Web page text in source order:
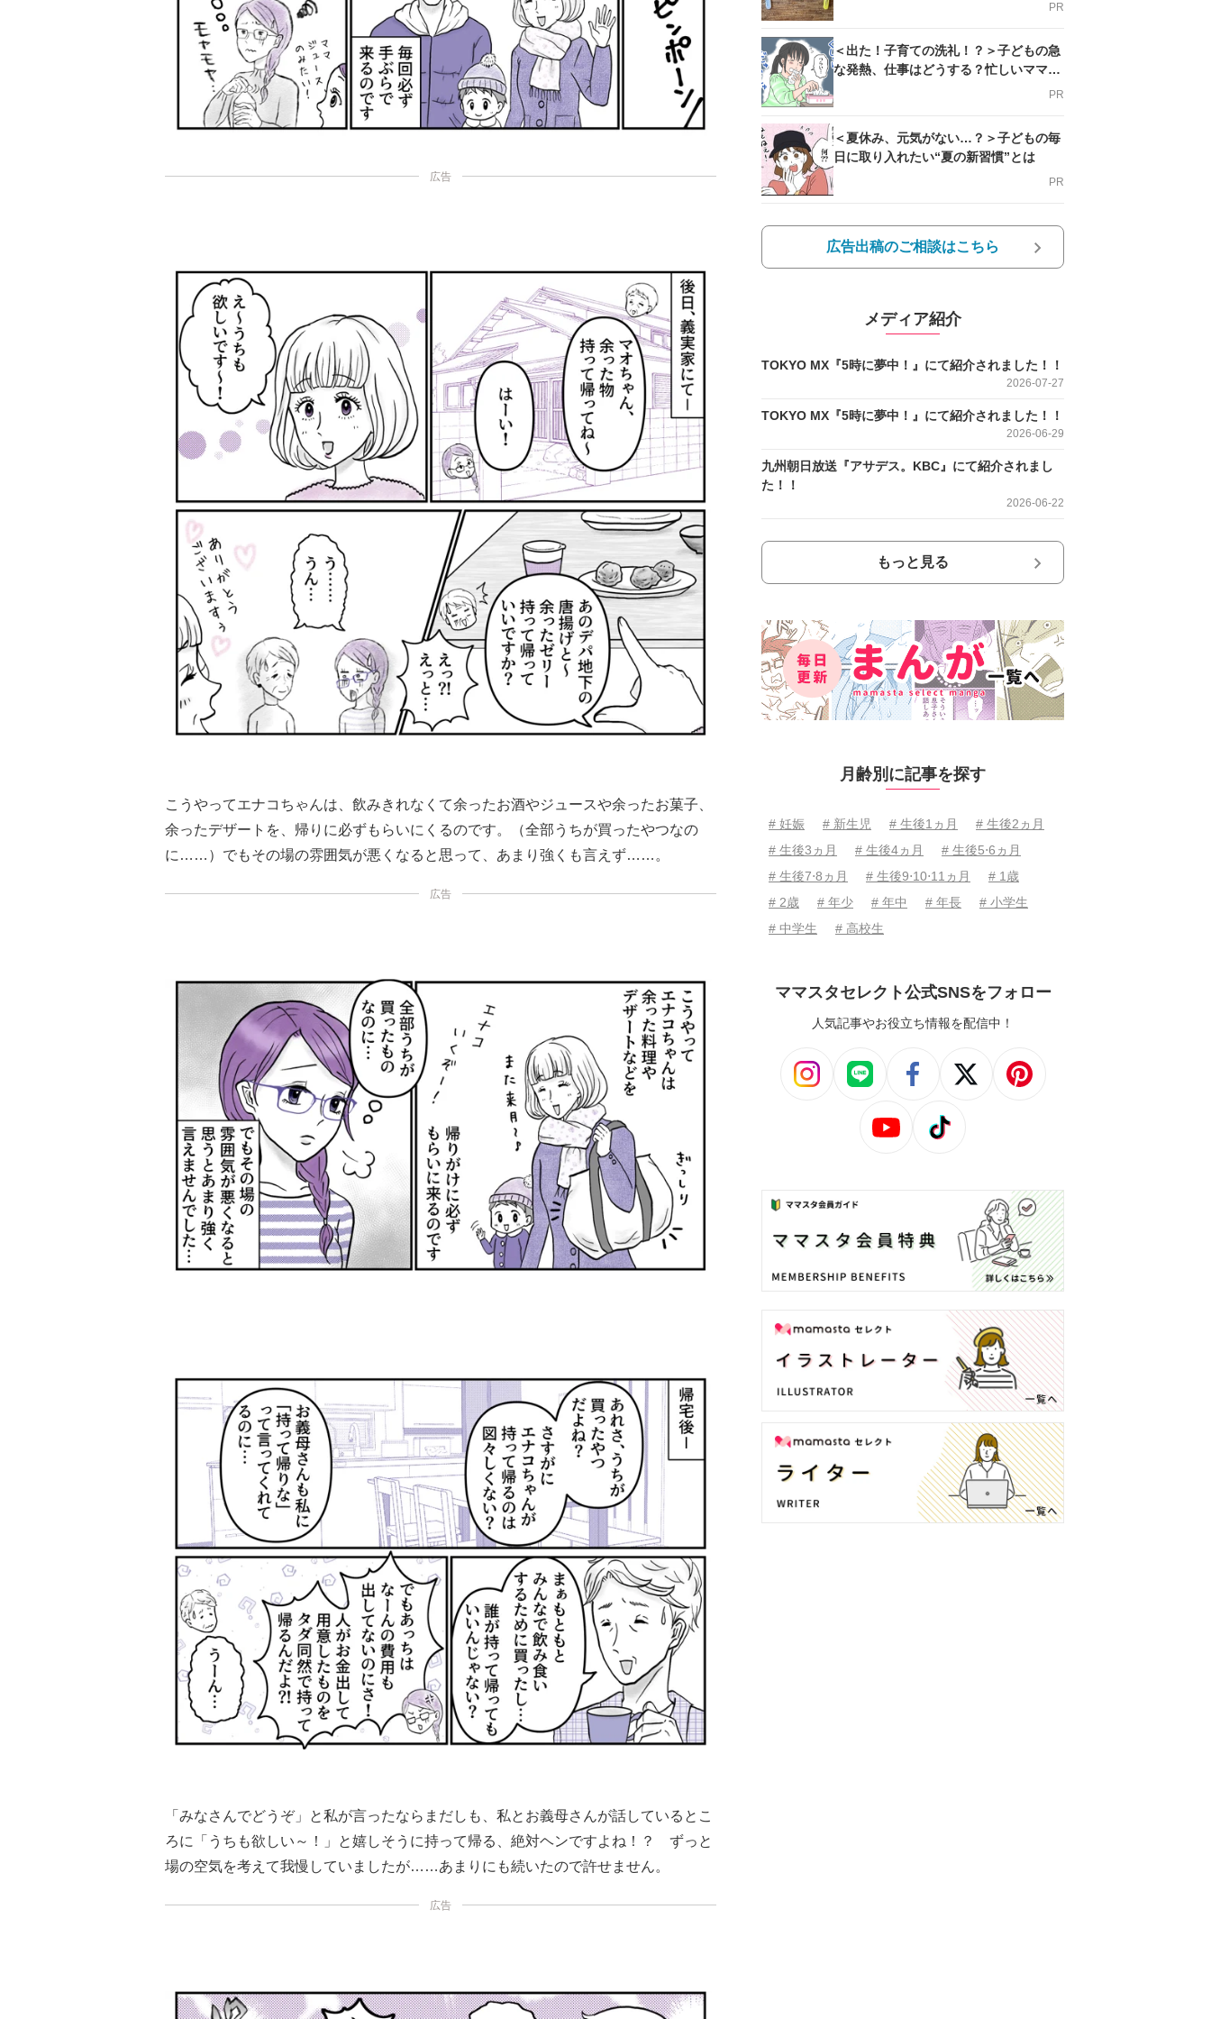
広告
こうやってエナコちゃんは、飲みきれなくて余ったお酒やジュースや余ったお菓子、
余ったデザートを、帰りに必ずもらいにくるのです。（全部うちが買ったやつなの
に……）でもその場の雰囲気が悪くなると思って、あまり強くも言えず……。
広告
「みなさんでどうぞ」と私が言ったならまだしも、私とお義母さんが話しているとこ
ろに「うちも欲しい～！」と嬉しそうに持って帰る、絶対ヘンですよね！？ ずっと
場の空気を考えて我慢していましたが……あまりにも続いたので許せません。
広告
PR
＜出た！子育ての洗礼！？＞子どもの急
な発熱、仕事はどうする？忙しいママを
PR
＜夏休み、元気がない…？＞子どもの毎
日に取り入れたい“夏の新習慣”とは
PR
広告出稿のご相談はこちら
メディア紹介
TOKYO MX『5時に夢中！』にて紹介されました！！
2026-07-27
TOKYO MX『5時に夢中！』にて紹介されました！！
2026-06-29
九州朝日放送『アサデス。KBC』にて紹介されまし
た！！
2026-06-22
もっと見る
月齢別に記事を探す
# 妊娠 # 新生児 # 生後1ヵ月
# 生後2ヵ月
# 生後3ヵ月
# 生後4ヵ月
# 生後5⋅6ヵ月
# 生後7⋅8ヵ月
# 生後9⋅10⋅11ヵ月
# 1歳
# 2歳
# 年少 # 年中 # 年長
# 小学生
# 中学生
# 高校生
ママスタセレクト公式SNSをフォロー
人気記事やお役立ち情報を配信中！